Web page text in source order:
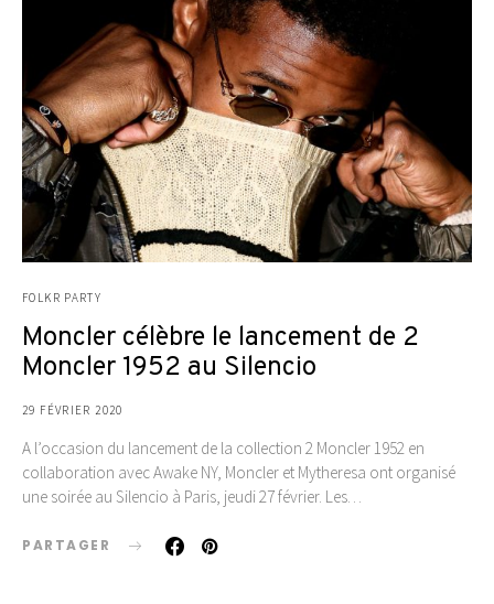
FOLKR PARTY
Moncler célèbre le lancement de 2
Moncler 1952 au Silencio
29 FÉVRIER 2020
A l’occasion du lancement de la collection 2 Moncler 1952 en
collaboration avec Awake NY, Moncler et Mytheresa ont organisé
une soirée au Silencio à Paris, jeudi 27 février. Les…
PARTAGER